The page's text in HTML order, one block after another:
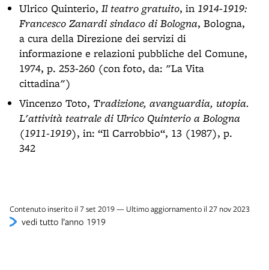
Ulrico Quinterio, Il teatro gratuito, in 1914-1919:
Francesco Zanardi sindaco di Bologna, Bologna,
a cura della Direzione dei servizi di
informazione e relazioni pubbliche del Comune,
1974, p. 253-260 (con foto, da: "La Vita
cittadina")
Vincenzo Toto, Tradizione, avanguardia, utopia.
L'attività teatrale di Ulrico Quinterio a Bologna
(1911-1919), in: “Il Carrobbio“, 13 (1987), p.
342
Contenuto inserito il 7 set 2019 — Ultimo aggiornamento il 27 nov 2023
vedi tutto l’anno 1919